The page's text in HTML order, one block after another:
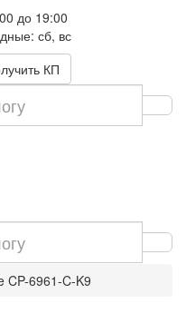
до 19:00
сб, вс
КП
CP-6961-C-K9